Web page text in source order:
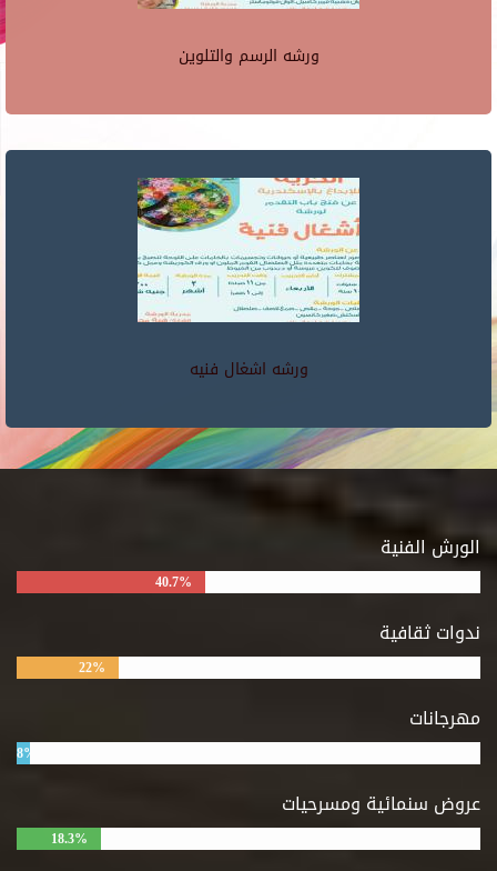
ورشه الرسم والتلوين
ورشه اشغال فنيه
الورش الفنية
40.7%
ندوات ثقافية
22%
مهرجانات
8%
عروض سنمائية ومسرحيات
18.3%